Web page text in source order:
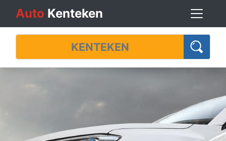
Auto Kenteken